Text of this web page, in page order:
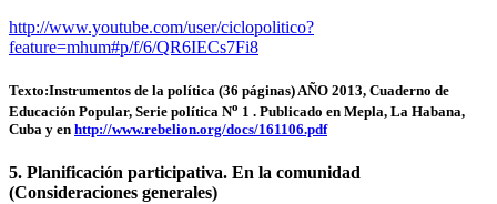
http://www.youtube.com/user/ciclopolitico?
feature=mhum#p/f/6/QR6IECs7Fi8
Texto:Instrumentos de la política (36 páginas) AÑO 2013, Cuaderno de
Educación Popular, Serie política No 1 . Publicado en Mepla, La Habana,
Cuba y en http://www.rebelion.org/docs/161106.pdf
5. Planificación participativa. En la comunidad
(Consideraciones generales)